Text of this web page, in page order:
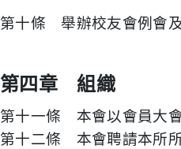
第十條 舉辦校友會例會
第四章 組織
第十一條 本會以會員大
第十二條 本會聘請本所